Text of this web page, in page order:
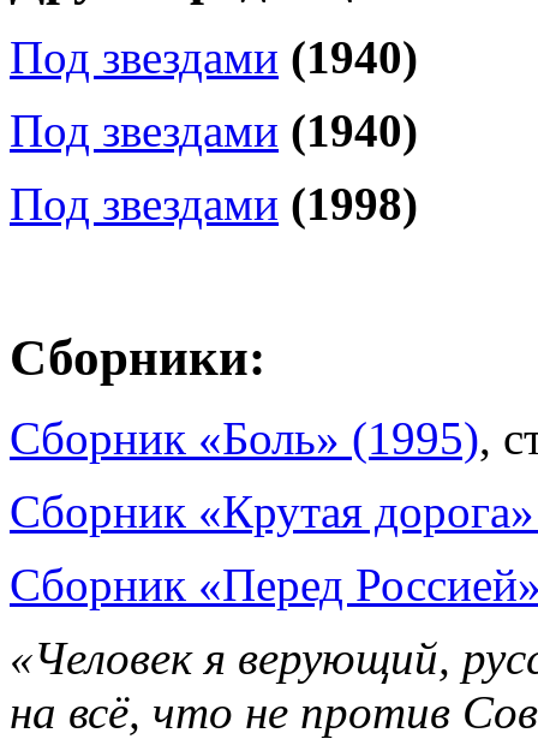
Под звездами (1940)
Под звездами (1940)
Под звездами (1998)
Сборники:
Сборник «Боль» (1995),
Сборник «Крутая
Сборник «Перед
«Человек я верующий,
на всё, что не против